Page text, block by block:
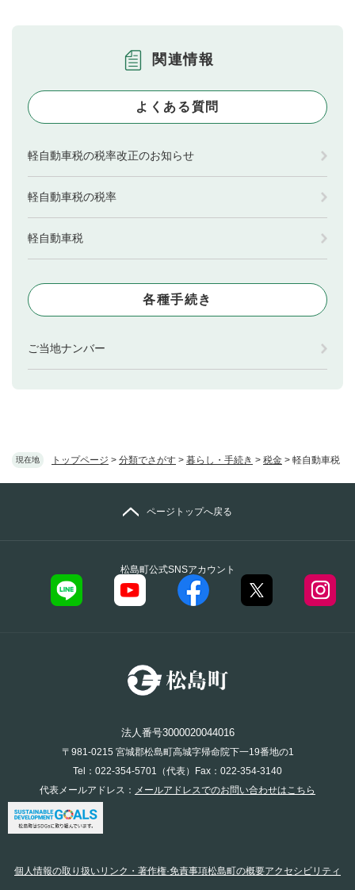
現在地 トップページ > 分類でさがす > 暮らし・手続き > 税金 > 軽自動車税
関連情報
よくある質問
軽自動車税の税率改正のお知らせ
軽自動車税の税率
軽自動車税
各種手続き
ご当地ナンバー
松島町公式SNSアカウント
ページトップへ戻る
法人番号3000020044016
〒981-0215 宮城郡松島町高城字帰命院下一19番地の1
Tel：022-354-5701（代表）Fax：022-354-3140
代表メールアドレス： メールアドレスでのお問い合わせはこちら
個人情報の取り扱いリンク・著作権·免責事項松島町の概要アクセシビリティ